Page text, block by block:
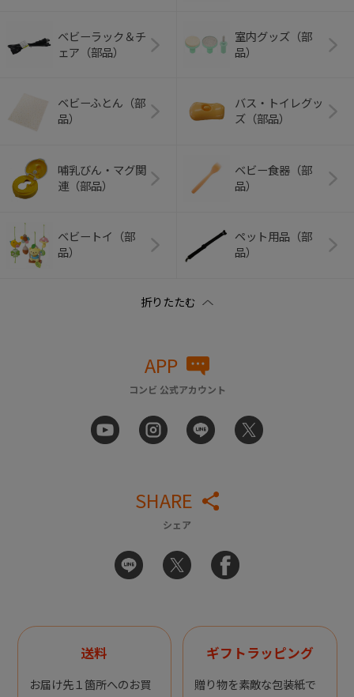
ベビーラック＆チ
ェア（部品）
室内グッズ（部
品）
ベビーふとん（部
品）
バス・トイレグッ
ズ（部品）
哺乳びん・マグ関
連（部品）
ベビー食器（部
品）
ベビートイ（部
品）
ペット用品（部
品）
APP
コンビ 公式アカウント
SHARE
シェア
送料
お届け先１箇所へのお買
ギフトラッピング
贈り物を素敵な包装紙で